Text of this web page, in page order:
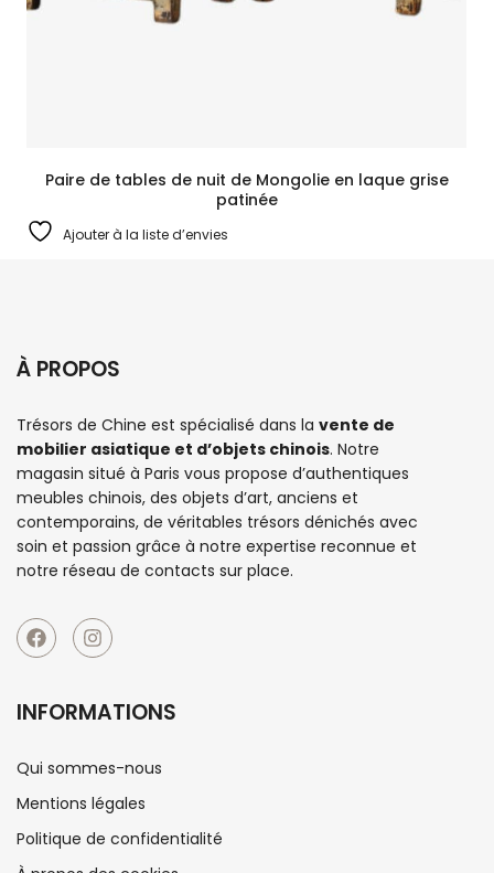
Paire de tables de nuit de Mongolie en laque grise
patinée
Ajouter à la liste d’envies
À PROPOS
Trésors de Chine est spécialisé dans la vente de
mobilier asiatique et d’objets chinois. Notre
magasin situé à Paris vous propose d’authentiques
meubles chinois, des objets d’art, anciens et
contemporains, de véritables trésors dénichés avec
soin et passion grâce à notre expertise reconnue et
notre réseau de contacts sur place.
INFORMATIONS
Qui sommes-nous
Mentions légales
Politique de confidentialité